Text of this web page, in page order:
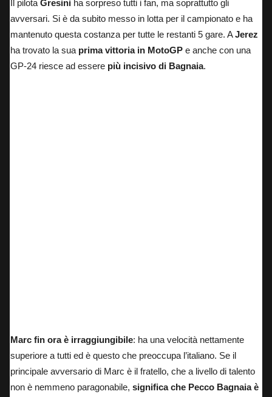
Il pilota Gresini ha sorpreso tutti i fan, ma soprattutto gli
avversari. Si è da subito messo in lotta per il campionato e ha
mantenuto questa costanza per tutte le restanti 5 gare. AJerez
ha trovato la sua prima vittoria in MotoGP e anche con una
GP-24 riesce ad essere più incisivo di Bagnaia.
Marc fin ora è irraggiungibile: ha una velocità nettamente
superiore a tutti ed è questo che preoccupa l’italiano. Se il
principale avversario di Marc è il fratello, che a livello di talento
non è nemmeno paragonabile, significa che Pecco Bagnaia è